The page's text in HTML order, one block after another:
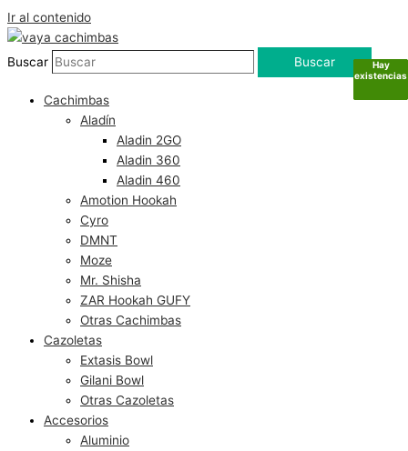
Ir al contenido
Buscar Buscar
Cachimbas
Aladín
Aladin 2GO
Aladin 360
Aladin 460
Amotion Hookah
Cyro
DMNT
Moze
Mr. Shisha
ZAR Hookah GUFY
Otras Cachimbas
Cazoletas
Extasis Bowl
Gilani Bowl
Otras Cazoletas
Accesorios
Aluminio
Hay
existencias
Hay
existencias
Hay
existencias
Hay
existencias